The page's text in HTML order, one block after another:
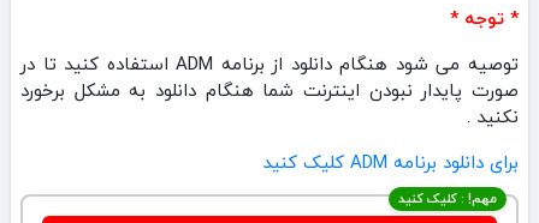
* توجه *
توصیه می شود هنگام دانلود از برنامه ADM استفاده کنید تا در
صورت پایدار نبودن اینترنت شما هنگام دانلود به مشکل برخورد
نکنید .
برای دانلود برنامه ADM کلیک کنید
مهم! : کلیک کنید